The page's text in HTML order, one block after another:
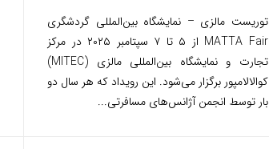
توریست مالزی – نمایشگاه بین‌المللی گردشگری
MATTA Fair از ۵ تا ۷ سپتامبر ۲۰۲۵ در مرکز
تجارت و نمایشگاه بین‌المللی مالزی (MITEC)
کوالالامپور برگزار می‌شود. این رویداد که هر سال دو
بار توسط انجمن آژانس‌های مسافرتی...